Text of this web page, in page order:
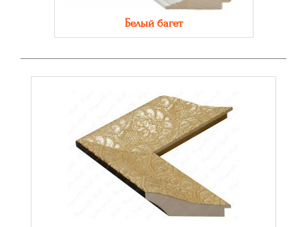
Белый багет